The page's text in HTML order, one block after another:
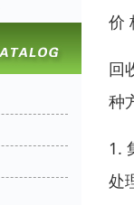
价
回
种
1.
处